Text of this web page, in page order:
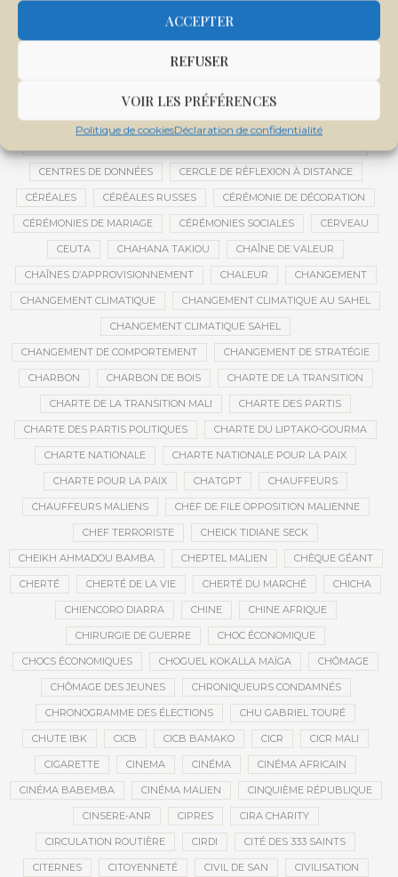
ACCEPTER
REFUSER
VOIR LES PRÉFÉRENCES
Politique de cookiesDéclaration de confidentialité
CENTRALE SOLAIRE DE SANANKOROBA
CENTRE D'INTELLIGENCE ARTIFICIELLE
CENTRE DE SANTÉ COMMUNAUTAIRE
CENTRE INTERNATIONAL DE CONFÉRENCES DE BAMAKO
CENTRE MALI
CENTRES DE DONNÉES CERCLE DE RÉFLEXION À DISTANCE
CÉRÉALES CÉRÉALES RUSSES CÉRÉMONIE DE DÉCORATION
CÉRÉMONIES DE MARIAGE CÉRÉMONIES SOCIALES CERVEAU
CEUTA CHAHANA TAKIOU CHAÎNE DE VALEUR
CHAÎNES D’APPROVISIONNEMENT CHALEUR CHANGEMENT
CHANGEMENT CLIMATIQUE CHANGEMENT CLIMATIQUE AU SAHEL
CHANGEMENT CLIMATIQUE SAHEL
CHANGEMENT DE COMPORTEMENT CHANGEMENT DE STRATÉGIE
CHARBON CHARBON DE BOIS CHARTE DE LA TRANSITION
CHARTE DE LA TRANSITION MALI CHARTE DES PARTIS
CHARTE DES PARTIS POLITIQUES CHARTE DU LIPTAKO-GOURMA
CHARTE NATIONALE CHARTE NATIONALE POUR LA PAIX
CHARTE POUR LA PAIX CHATGPT CHAUFFEURS
CHAUFFEURS MALIENS CHEF DE FILE OPPOSITION MALIENNE
CHEF TERRORISTE CHEICK TIDIANE SECK
CHEIKH AHMADOU BAMBA CHEPTEL MALIEN CHÈQUE GÉANT
CHERTÉ CHERTÉ DE LA VIE CHERTÉ DU MARCHÉ CHICHA
CHIENCORO DIARRA CHINE CHINE AFRIQUE
CHIRURGIE DE GUERRE CHOC ÉCONOMIQUE
CHOCS ÉCONOMIQUES CHOGUEL KOKALLA MAÏGA CHÔMAGE
CHÔMAGE DES JEUNES CHRONIQUEURS CONDAMNÉS
CHRONOGRAMME DES ÉLECTIONS CHU GABRIEL TOURÉ
CHUTE IBK CICB CICB BAMAKO CICR CICR MALI
CIGARETTE CINEMA CINÉMA CINÉMA AFRICAIN
CINÉMA BABEMBA CINÉMA MALIEN CINQUIÈME RÉPUBLIQUE
CINSERE-ANR CIPRES CIRA CHARITY
CIRCULATION ROUTIÈRE CIRDI CITÉ DES 333 SAINTS
CITERNES CITOYENNETÉ CIVIL DE SAN CIVILISATION